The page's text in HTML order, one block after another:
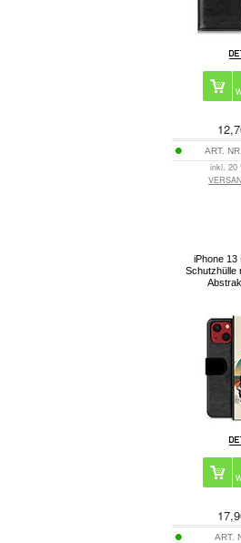
ART.
inkl. 20
iPhone 13
Schutzhülle
ART.